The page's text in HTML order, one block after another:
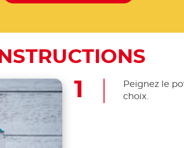
INSTRUCTIONS
Peignez le
choix.